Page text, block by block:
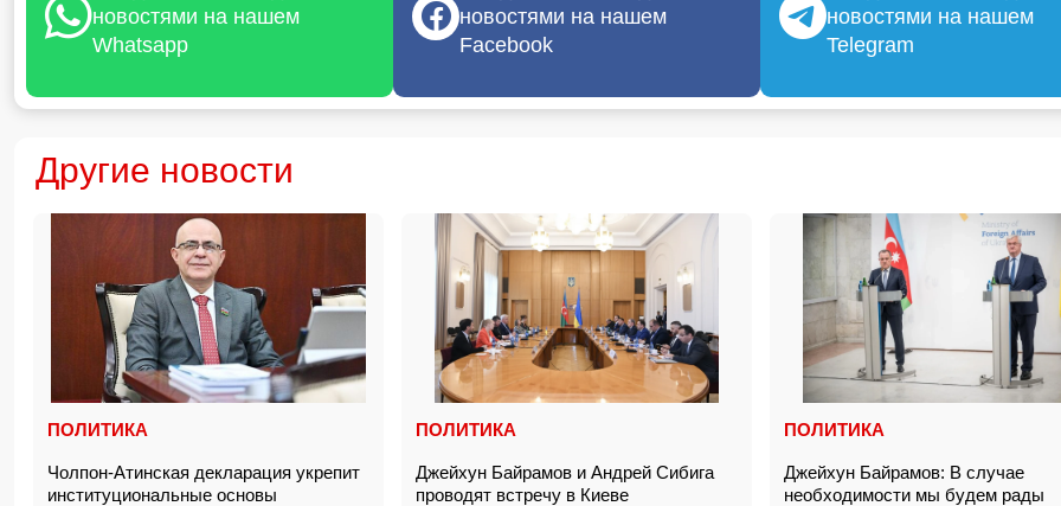
новостями на нашем
Whatsapp
новостями на нашем
Facebook
новостями на нашем
Telegram
Другие новости
ПОЛИТИКА
Чолпон-Атинская декларация укрепит
институциональные основы
ПОЛИТИКА
Джейхун Байрамов и Андрей Сибига
проводят встречу в Киеве
ПОЛИТИКА
Джейхун Байрамов: В случае
необходимости мы будем рады